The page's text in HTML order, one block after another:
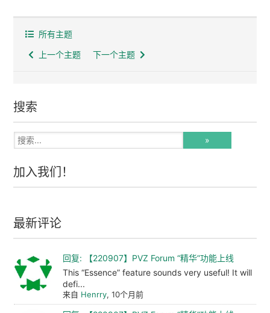
所有主题
上一个主题
下一个主题
搜索
加入我们！
最新评论
回复: 【220907】PVZ Forum “精华”功能上线
This “Essence” feature sounds very useful! It will
defi...
来自 Henrry, 10个月前